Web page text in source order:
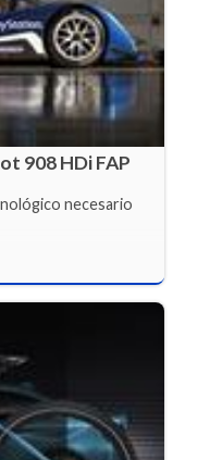
908 HDi FAP
necesario